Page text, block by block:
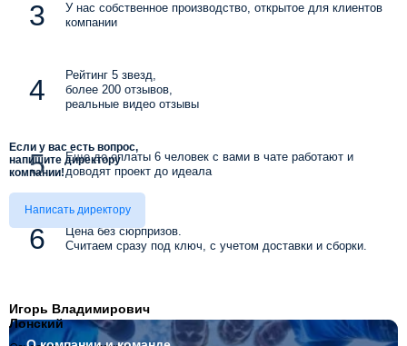
У нас собственное производство, открытое для клиентов
компании
Рейтинг 5 звезд,
более 200 отзывов,
реальные видео отзывы
Еще до оплаты 6 человек с вами в чате работают и
доводят проект до идеала
Цена без сюрпризов.
Считаем сразу под ключ, с учетом доставки и сборки.
Если у вас есть вопрос,
напишите директору
компании!
Написать директору
Игорь Владимирович
Лонский